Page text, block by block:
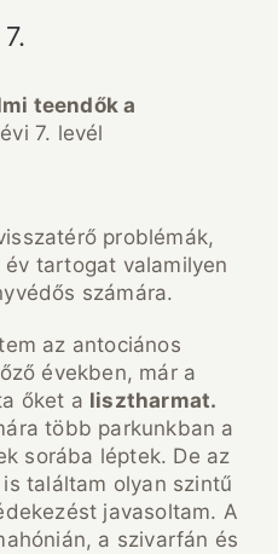
teendők a
7. levél
problémák,
tartogat valamilyen
számára.
az antociános
években, már a
őket a lisztharmat.
több parkunkban a
sorába léptek. De az
találtam olyan szintű
javasoltam. A
a szivarfán és